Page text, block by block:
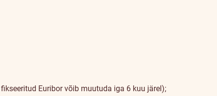
Euribor võib muutuda iga 6 kuu järel);